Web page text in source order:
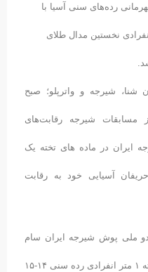
رده‌های سنی آسیا با
نخستین مدال طلای
شیرجه و واترپلو؛ صبح
مسابقات شیرجه رقابت‌های
ایران در ماده های تخته یک
با حریفان آسیایی خود به رقابت
دو ملی پوش شیرجه ایران سام
واژیر و کیومرث اصلانی در شیرجه تخته ۱ متر انفرادی رده سنی ۱۴-۱۵